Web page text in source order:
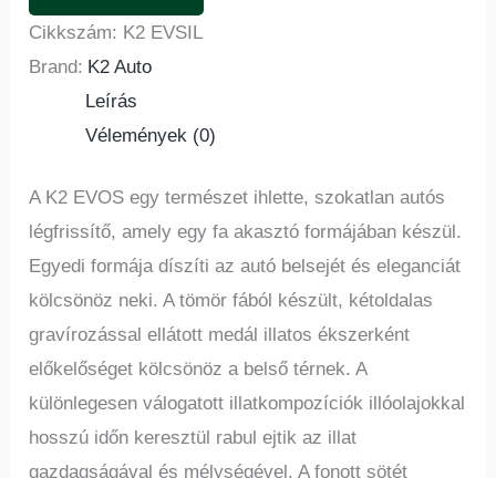
Cikkszám: K2 EVSIL
Brand: K2 Auto
Leírás
Vélemények (0)
A K2 EVOS egy természet ihlette, szokatlan autós
légfrissítő, amely egy fa akasztó formájában készül.
Egyedi formája díszíti az autó belsejét és eleganciát
kölcsönöz neki. A tömör fából készült, kétoldalas
gravírozással ellátott medál illatos ékszerként
előkelőséget kölcsönöz a belső térnek. A
különlegesen válogatott illatkompozíciók illóolajokkal
hosszú időn keresztül rabul ejtik az illat
gazdagságával és mélységével. A fonott sötét